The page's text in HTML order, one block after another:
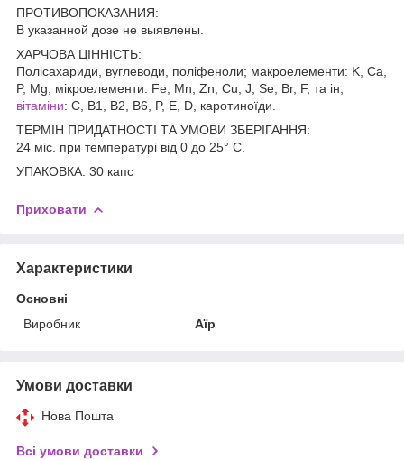
ПРОТИВОПОКАЗАНИЯ:
В указанной дозе не выявлены.
ХАРЧОВА ЦІННІСТЬ:
Полісахариди, вуглеводи, поліфеноли; макроелементи: K, Ca,
P, Mg, мікроелементи: Fe, Mn, Zn, Cu, J, Se, Br, F, та ін;
вітаміни: С, B1, B2, B6, P, E, D, каротиноїди.
ТЕРМІН ПРИДАТНОСТІ ТА УМОВИ ЗБЕРІГАННЯ:
24 міс. при температурі від 0 до 25° С.
УПАКОВКА: 30 капс
Приховати
Характеристики
Основні
Виробник
Аїр
Умови доставки
Нова Пошта
Всі умови доставки